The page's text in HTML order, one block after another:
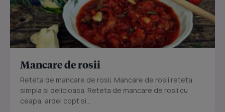
Mancare de rosii
Reteta de mancare de rosii. Mancare de rosii reteta
simpla si delicioasa. Reteta de mancare de rosii cu
ceapa, ardei copt si...